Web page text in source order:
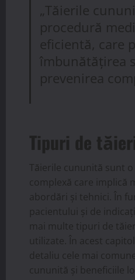
„Tăierile
procedură
eficientă, care
îmbunătățirea
prevenirea
Tipuri de
Tăierile cununită sunt
complexă care implică
abordări și tehnici. În
pacientului și de
mai multe tipuri de
utilizate. În acest
detaliu cele mai
cununită și beneficiile